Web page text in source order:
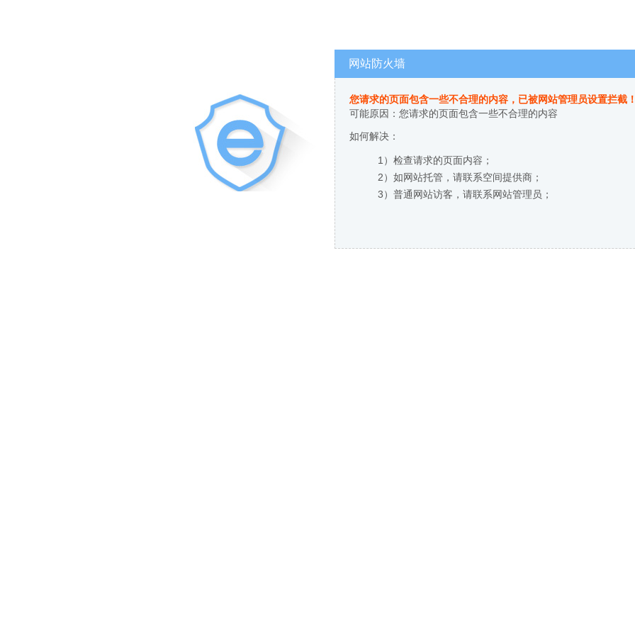
网站防火墙
您请求的页面包含一些不合理的内容，已被网站管理员设置拦截
可能原因：您请求的页面包含一些不合理的内容
如何解决：
1）检查请求的页面内容；
2）如网站托管，请联系空间提供商；
3）普通网站访客，请联系网站管理员；